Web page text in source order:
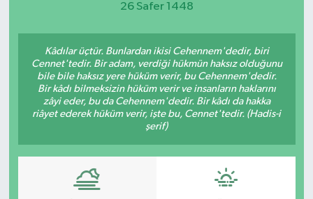
26 Safer 1448
Kâdılar üçtür. Bunlardan ikisi Cehennem'dedir, biri
Cennet'tedir. Bir adam, verdiği hükmün haksız olduğunu
bile bile haksız yere hüküm verir, bu Cehennem'dedir.
Bir kâdı bilmeksizin hüküm verir ve insanların haklarını
zâyi eder, bu da Cehennem'dedir. Bir kâdı da hakka
riâyet ederek hüküm verir, işte bu, Cennet'tedir. (Hadis-i
şerif)